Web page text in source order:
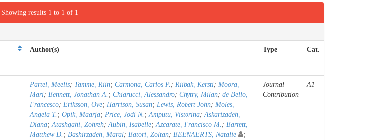
Showing results 1 to 1 of 1
Author(s) Type Cat.
Partel, Meelis; Tamme, Riin; Carmona, Carlos P. ; Riibak, Kersti; Moora,
Mari; Bennett, Jonathan A. ; Chiarucci, Alessandro; Chytry, Milan; de Bello,
Francesco; Eriksson, Ove; Harrison, Susan; Lewis, Robert John; Moles,
Angela T. ; Opik, Maarja; Price, Jodi N. ;Amputu, Vistorina;Askarizadeh,
Diana;Atashgahi, Zohreh;Aubin, Isabelle;Azcarate, Francisco M. ; Barrett,
Matthew D. ; Bashirzadeh, Maral; Batori, Zoltan; BEENAERTS, Natalie
;
Journal
Contribution
A1